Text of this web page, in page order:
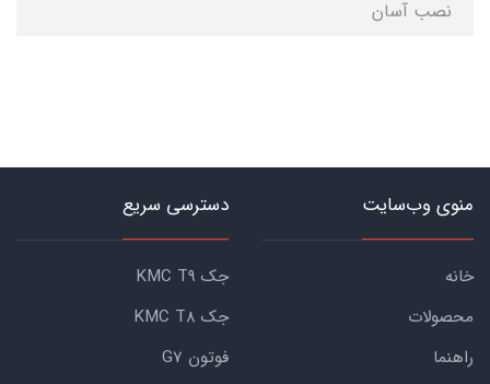
نصب آسان
منوی وب‌سایت
خانه
محصولات
راهنما
دسترسی سریع
جک KMC T9
جک KMC T8
فوتون G7